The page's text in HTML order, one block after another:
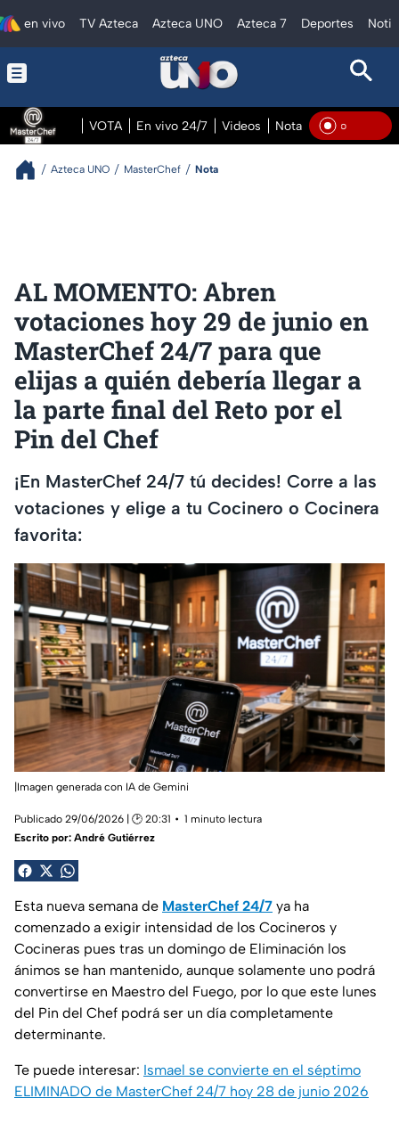
en vivo TV Azteca Azteca UNO Azteca 7 Deportes
VOTA En vivo 24/7 Videos Notas En vivo En
Azteca UNO MasterChef Nota
AL MOMENTO: Abren
votaciones hoy 29 de junio en
MasterChef 24/7 para que
elijas a quién debería llegar a
la parte final del Reto por el
Pin del Chef
¡En MasterChef 24/7 tú decides! Corre a las
votaciones y elige a tu Cocinero o Cocinera
favorita:
|Imagen generada con IA de Gemini
Publicado 29/06/2026 | 🕑 20:31
1 minuto lectura
Escrito por: André Gutiérrez
Esta nueva semana de MasterChef 24/7 ya ha
comenzado a exigir intensidad de los Cocineros y
Cocineras pues tras un domingo de Eliminación los
ánimos se han mantenido, aunque solamente uno podrá
convertirse en Maestro del Fuego, por lo que este lunes
del Pin del Chef podrá ser un día completamente
determinante.
Te puede interesar: Ismael se convierte en el séptimo
ELIMINADO de MasterChef 24/7 hoy 28 de junio 2026